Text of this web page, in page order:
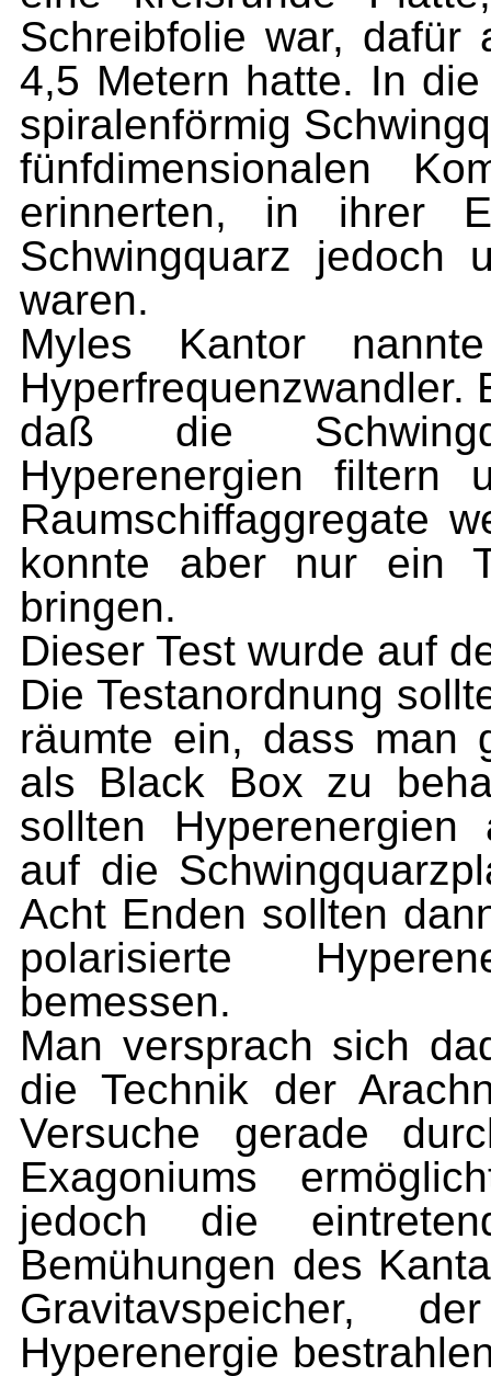
Schreibfolie war, dafür
4,5 Metern hatte. In
spiralenförmig
fünfdimensionalen
erinnerten, in ihrer
Schwingquarz jedoch
waren.
Myles Kantor
Hyperfrequenzwandler.
daß die
Hyperenergien filtern
Raumschiffaggregate
konnte aber nur ein
bringen.
Dieser Test wurde auf
Die Testanordnung
räumte ein, dass man
als Black Box zu
sollten Hyperenergien
auf die
Acht Enden sollten
polarisierte
bemessen.
Man versprach sich
die Technik der
Versuche gerade
Exagoniums
jedoch die
Bemühungen des
Gravitavspeicher,
Hyperenergie